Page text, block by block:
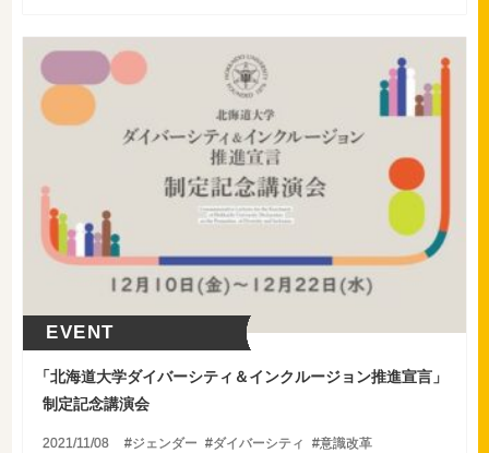
EVENT
「北海道大学ダイバーシティ＆インクルージョン推進宣言」
制定記念講演会
2021/11/08 ジェンダー ダイバーシティ 意識改革